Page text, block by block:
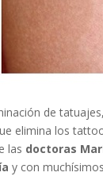
de
elimina los
las doctoras
y con